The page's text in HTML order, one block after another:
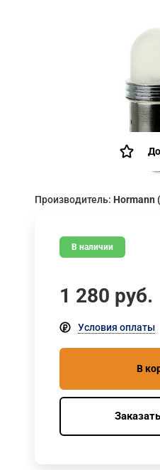
Производитель: Hormann
В наличии
1 280 руб.
Условия оплаты
В